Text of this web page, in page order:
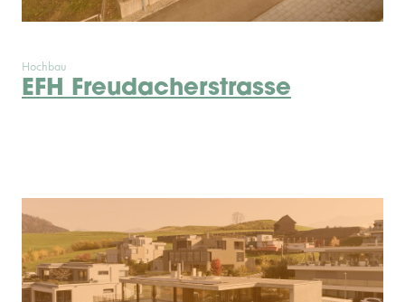
Hochbau
EFH Freudacherstrasse